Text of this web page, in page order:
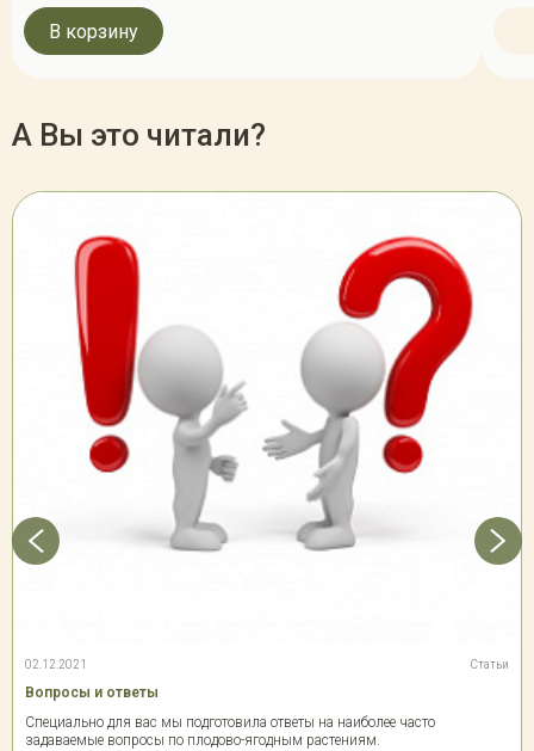
В корзину
А Вы это читали?
02.12.2021 Статьи
Вопросы и ответы
Специально для вас мы подготовила ответы на наиболее часто
задаваемые вопросы по плодово-ягодным растениям.